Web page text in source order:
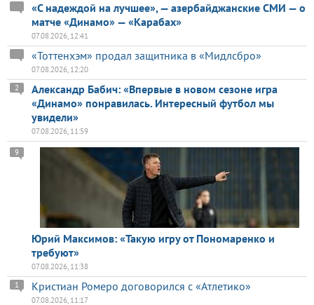
«С надеждой на лучшее», — азербайджанские СМИ — о
матче «Динамо» — «Карабах»
07.08.2026, 12:41
«Тоттенхэм» продал защитника в «Мидлсбро»
07.08.2026, 12:20
Александр Бабич: «Впервые в новом сезоне игра
«Динамо» понравилась. Интересный футбол мы
увидели»
2
07.08.2026, 11:59
Юрий Максимов: «Такую игру от Пономаренко и
требуют»
9
07.08.2026, 11:38
Кристиан Ромеро договорился с «Атлетико»
1
07.08.2026, 11:17